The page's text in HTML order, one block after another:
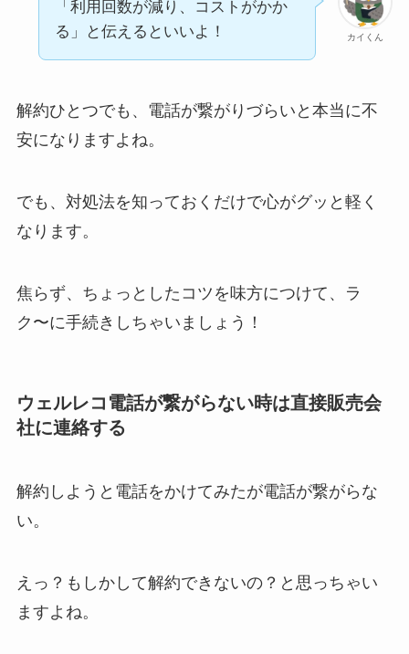
カイくん
「利用回数が減り、コストがかか
る」と伝えるといいよ！
解約ひとつでも、電話が繋がりづらいと本当に不
安になりますよね。
でも、対処法を知っておくだけで心がグッと軽く
なります。
焦らず、ちょっとしたコツを味方につけて、ラ
ク〜に手続きしちゃいましょう！
ウェルレコ電話が繋がらない時は直接販売会
社に連絡する
解約しようと電話をかけてみたが電話が繋がらな
い。
えっ？もしかして解約できないの？と思っちゃい
ますよね。